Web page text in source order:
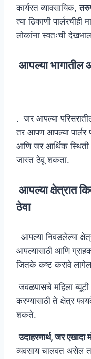
कार्यरत व्यावसायिक,
त्या ठिकाणी
लोकांना स्वतःची
आपल्या भागातील
. जर आपल्या
तर आपण आपल्या पार्लर
आणि जर आर्थिक स्थिती
जास्त ठेवू शकता.
आपल्या क्षेत्रात
ठेवा
आपल्या निवडलेल्या
आपल्यासाठी आणि
जितके कष्ट करावे
जवळपासचे महिला ब्यूटी
करण्यासाठी ते क्षेत्र
शकते.
उदाहरणार्थ, जर एखादा
व्यवसाय चालवत असेल